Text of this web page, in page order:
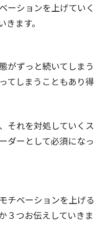
ーションを上げていく
ます。
がずっと続いてしまう
てしまうこともあり得
それを対処していくス
ダーとして必須になっ
チベーションを上げる
３つお伝えしていきま